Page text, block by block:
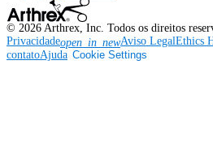
© 2026 Arthrex, Inc. Todos os direitos
Privacidadeopen_in_newAviso LegalEthics
contatoAjuda Cookie Settings